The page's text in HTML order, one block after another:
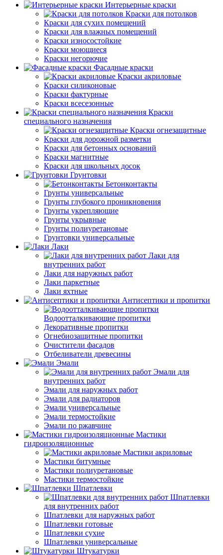
Интерьерные краски
Краски для потолков
Краски для сухих помещений
Краски для влажных помещений
Краски износостойкие
Краски моющиеся
Краски негорючие
Фасадные краски
Краски акриловые
Краски силиконовые
Краски фактурные
Краски всесезонные
Краски
специального назначения
Краски огнезащитные
Краски для дорожной разметки
Краски для бетонных оснований
Краски магнитные
Краски для школьных досок
Грунтовки
Бетонконтакты
Грунты универсальные
Грунты глубокого проникновения
Грунты укрепляющие
Грунты укрывные
Грунты полиуретановые
Грунтовки универсальные
Лаки
Лаки для
внутренних работ
Лаки для наружных работ
Лаки паркетные
Лаки яхтные
Антисептики и пропитки
Водоотталкивающие пропитки
Декоративные пропитки
Огнебиозащитные пропитки
Очистители фасадов
Отбеливатели древесины
Эмали
Эмали для
внутренних работ
Эмали для наружных работ
Эмали для радиаторов
Эмали универсальные
Эмали термостойкие
Эмали по ржавчине
Мастики
гидроизоляционные
Мастики акриловые
Мастики битумные
Мастики полиуретановые
Мастики термостойкие
Шпатлевки
Шпатлевки
для внутренних работ
Шпатлевки для наружных работ
Шпатлевки готовые
Шпатлевки сухие
Шпатлевки универсальные
Штукатурки